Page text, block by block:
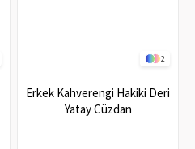
2
Erkek Kahverengi Hakiki Deri
Yatay Cüzdan